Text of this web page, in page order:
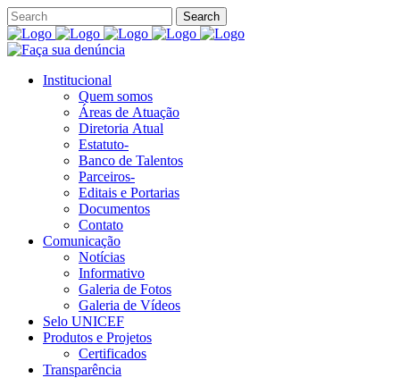
Institucional
Quem somos
Áreas de Atuação
Diretoria Atual
Estatuto-
Banco de Talentos
Parceiros-
Editais e Portarias
Documentos
Contato
Comunicação
Notícias
Informativo
Galeria de Fotos
Galeria de Vídeos
Selo UNICEF
Produtos e Projetos
Certificados
Transparência